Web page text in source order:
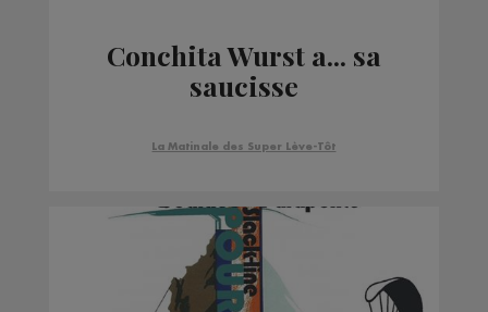
Conchita Wurst a... sa
saucisse
La Matinale des Super Lève-Tôt